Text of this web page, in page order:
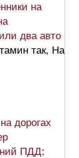
на
два авто
так, На
дорогах
ПДД: